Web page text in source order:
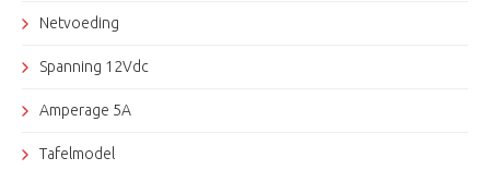
Netvoeding
Spanning 12Vdc
Amperage 5A
Tafelmodel